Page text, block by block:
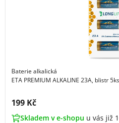
Baterie alkalická
ETA PREMIUM ALKALINE 23A, blistr 5ks
Cena s DPH:
199 Kč
Skladem v e-shopu u vás již